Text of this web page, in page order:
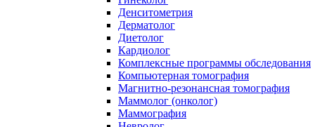
Денситометрия
Дерматолог
Диетолог
Кардиолог
Комплексные программы обследования
Компьютерная томография
Магнитно-резонансная томография
Маммолог (онколог)
Маммография